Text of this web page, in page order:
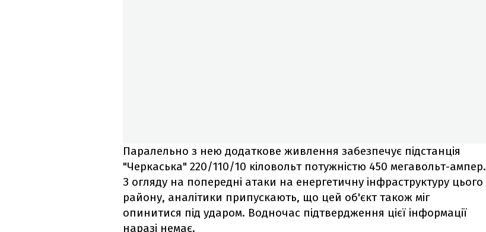
Паралельно з нею додаткове живлення забезпечує підстанція
"Черкаська" 220/110/10 кіловольт потужністю 450 мегавольт-ампер.
З огляду на попередні атаки на енергетичну інфраструктуру цього
району, аналітики припускають, що цей об'єкт також міг
опинитися під ударом. Водночас підтвердження цієї інформації
наразі немає.